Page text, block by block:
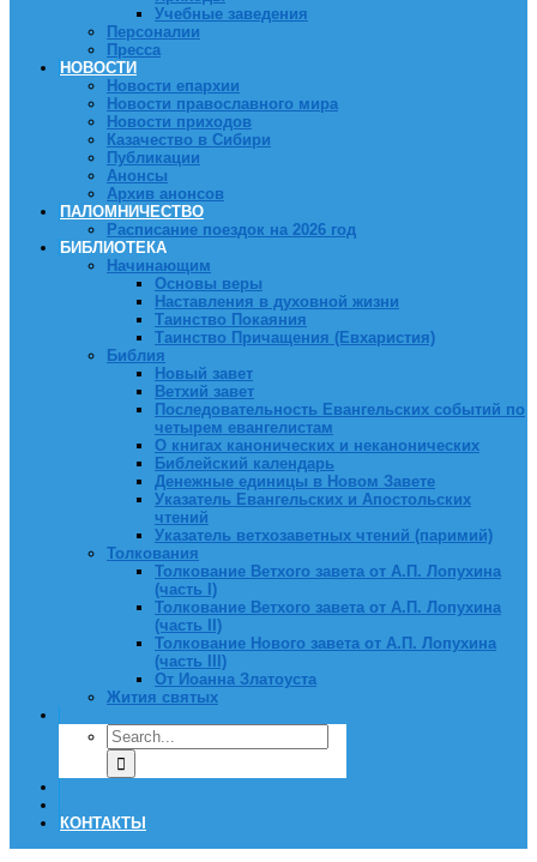
Учебные заведения
Персоналии
Пресса
НОВОСТИ
Новости епархии
Новости православного мира
Новости приходов
Казачество в Сибири
Публикации
Анонсы
Архив анонсов
ПАЛОМНИЧЕСТВО
Расписание поездок на 2026 год
БИБЛИОТЕКА
Начинающим
Основы веры
Наставления в духовной жизни
Таинство Покаяния
Таинство Причащения (Евхаристия)
Библия
Новый завет
Ветхий завет
Последовательность Евангельских событий по
четырем евангелистам
О книгах канонических и неканонических
Библейский календарь
Денежные единицы в Новом Завете
Указатель Евангельских и Апостольских
чтений
Указатель ветхозаветных чтений (паримий)
Толкования
Толкование Ветхого завета от А.П. Лопухина
(часть I)
Толкование Ветхого завета от А.П. Лопухина
(часть II)
Толкование Нового завета от А.П. Лопухина
(часть III)
От Иоанна Златоуста
Жития святых
КОНТАКТЫ